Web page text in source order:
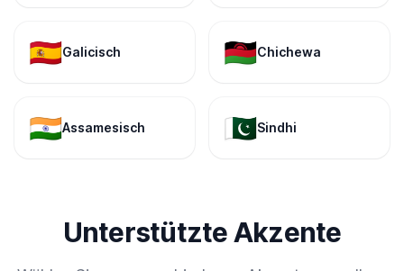
🇪🇸Galicisch 🇲🇼Chichewa
🇮🇳Assamesisch 🇵🇰Sindhi
Unterstützte Akzente